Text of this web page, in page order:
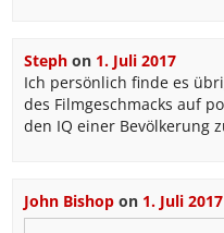
Stephon 1. Juli 2017
Ich persönlich finde es
des Filmgeschmacks auf
den IQ einer Bevölkerung
John Bishopon 1. Juli 2017